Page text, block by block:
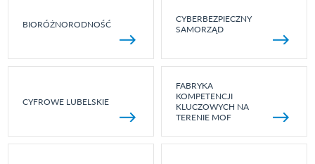
BIORÓŻNORODNOŚĆ
CYBERBEZPIECZNY
SAMORZĄD
CYFROWE LUBELSKIE
FABRYKA
KOMPETENCJI
KLUCZOWYCH NA
TERENIE MOF